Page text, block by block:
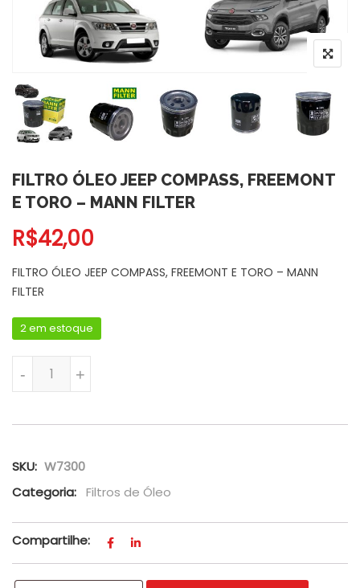
FILTRO ÓLEO JEEP COMPASS, FREEMONT
E TORO – MANN FILTER
R$42,00
FILTRO ÓLEO JEEP COMPASS, FREEMONT E TORO – MANN
FILTER
2 em estoque
+
-
SKU: W7300
Categoria: Filtros de Óleo
Compartilhe: